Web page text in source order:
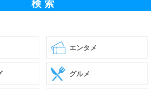
エンタメ
グルメ